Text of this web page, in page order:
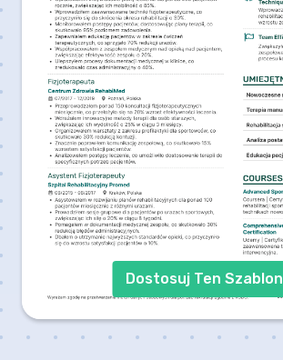
Dostosuj Ten Szablon